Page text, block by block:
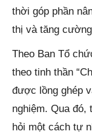
thời góp phần
thị và tăng
Theo Ban Tổ
theo tinh thần
được lồng ghép
nghiệm. Qua
hỏi một cách tự